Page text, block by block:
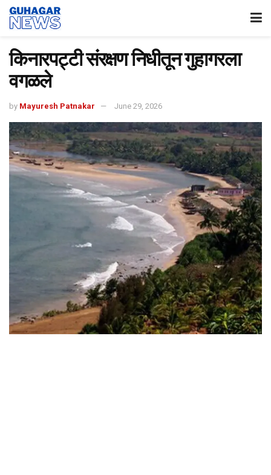
किनारपट्टी संरक्षण निधीतून गुहागरला
वगळले
by Mayuresh Patnakar June 29, 2026